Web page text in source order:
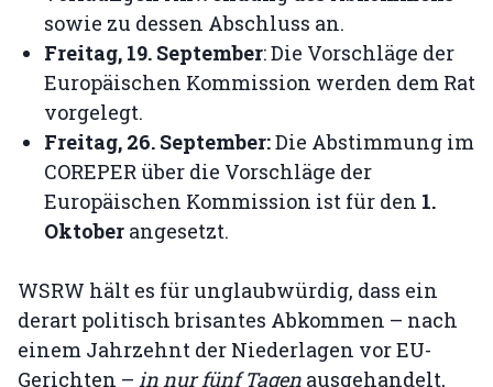
sowie zu dessen Abschluss an.
Freitag, 19. September: Die Vorschläge der
Europäischen Kommission werden dem Rat
vorgelegt.
Freitag, 26. September:Die Abstimmung im
COREPER über die Vorschläge der
Europäischen Kommission ist für den 1.
Oktober angesetzt.
WSRW hält es für unglaubwürdig, dass ein
derart politisch brisantes Abkommen – nach
einem Jahrzehnt der Niederlagen vor EU-
Gerichten – in nur fünf Tagen ausgehandelt,